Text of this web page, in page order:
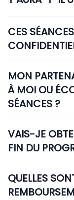
CES
MON
À MOI OU
SÉANCES ?
VAIS-JE
FIN DU
QUELLES